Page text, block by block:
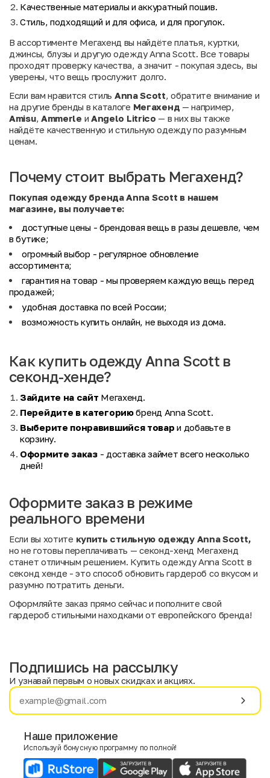
Качественные материалы и аккуратный пошив.
Стиль, подходящий и для офиса, и для прогулок.
В ассортименте Мегахенд вы найдёте платья, куртки,
джинсы, блузы и другую одежду Anna Scott. Все товары
проходят проверку качества, а значит - покупая здесь, вы
уверены, что вещь прослужит долго.
Если вам нравится стиль Anna Scott , обратите внимание и
на другие бренды в каталоге Мегахенд — например,
Amisu, Ammerle и Angelo Litrico — в них вы также
найдёте качественную и стильную одежду по разумным
ценам.
Почему стоит выбрать Мегахенд?
Покупая одежду бренда Anna Scott в нашем
магазине, вы получаете:
доступные цены - брендовая вещь в разы дешевле, чем
в бутике;
огромный выбор - регулярное обновление
ассортимента;
гарантия на товар - мы проверяем каждую вещь перед
продажей;
удобная доставка по всей России;
возможность купить онлайн, не выходя из дома.
Как купить одежду Anna Scott в
секонд-хенде?
Зайдите на сайт Мегахенд.
Перейдите в категориюбренд Anna Scott.
Выберите понравившийся товари добавьте в
корзину.
Оформите заказ- доставка займет всего несколько
дней!
Оформите заказ в режиме
реального времени
Если вы хотите купить стильную одежду Anna Scott,
но не готовы переплачивать — секонд-хенд Мегахенд
станет отличным решением. Купить одежду Anna Scott в
секонд хенде - это способ обновить гардероб со вкусом и
разумно потратить деньги.
Оформляйте заказ прямо сейчас и пополните свой
гардероб стильными находками от европейского бренда!
Имя
E-mail
Подпишись на рассылку
И узнавай первым о новых скидках и акциях.
Наше приложение
Используй бонусную программу по полной!